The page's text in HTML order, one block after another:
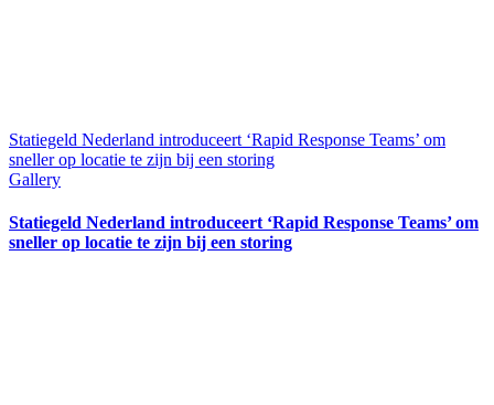
Statiegeld Nederland introduceert ‘Rapid Response Teams’ om
sneller op locatie te zijn bij een storing
Gallery
Statiegeld Nederland introduceert ‘Rapid Response Teams’ om
sneller op locatie te zijn bij een storing